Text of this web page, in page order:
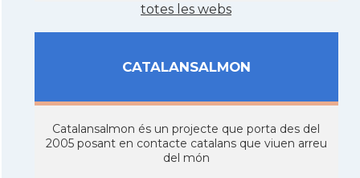
totes les webs
CATALANSALMON
Catalansalmon és un projecte que porta des del
2005 posant en contacte catalans que viuen arreu
del món